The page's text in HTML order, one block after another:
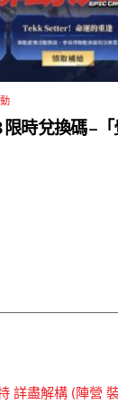
時兌換碼 –「
詳盡解構 (陣營